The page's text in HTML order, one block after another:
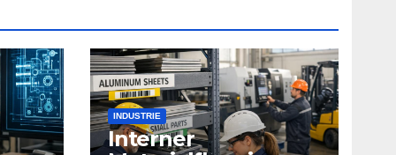
INDUSTRIE
Interner